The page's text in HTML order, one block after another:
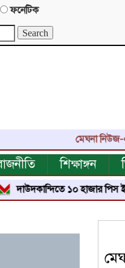
ফনেটিক
মেঘনা নিউজ-এর
শিক্ষাঙ্গন
১০ হাজার পিস ইয়াবা